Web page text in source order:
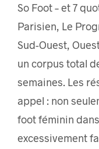
So Foot – et 7
Parisien, Le
Sud-Ouest,
un corpus total
semaines. Les
appel : non
foot féminin
excessivement